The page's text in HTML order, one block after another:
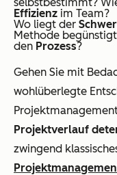
Effizienz im Team?
Wo liegt der
Methode
den Prozess?
Gehen Sie mit
wohlüberlegte
Projektverlauf
zwingend